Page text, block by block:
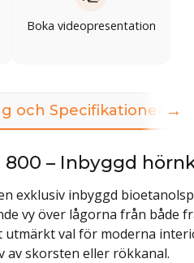
Boka videopresentation
och Specifikationer
800 – Inbyggd
exklusiv inbyggd
vy över lågorna från både
utmärkt val för moderna
av skorsten eller rökkanal.
→